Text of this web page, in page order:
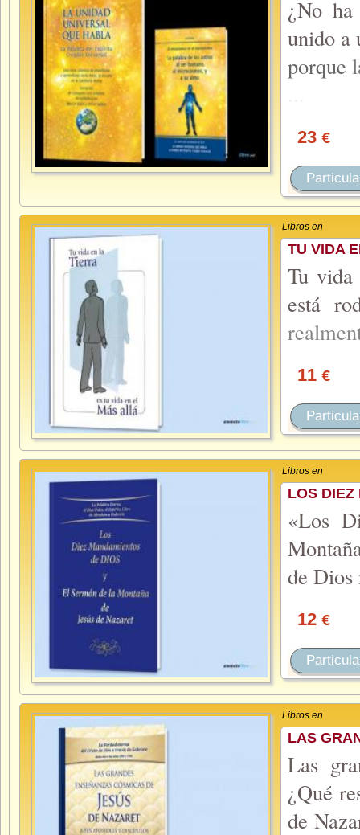
¿No
unido a
porque
23 €
Libros en
TU VIDA
Tu
está
11 €
Libros en
LOS DIEZ
«Los
de Dios
12 €
Libros en
LAS
Las
¿Qué
de